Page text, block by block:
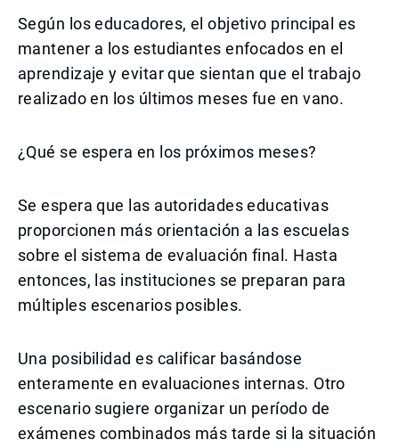
Según los educadores, el objetivo principal es
mantener a los estudiantes enfocados en el
aprendizaje y evitar que sientan que el trabajo
realizado en los últimos meses fue en vano.
¿Qué se espera en los próximos meses?
Se espera que las autoridades educativas
proporcionen más orientación a las escuelas
sobre el sistema de evaluación final. Hasta
entonces, las instituciones se preparan para
múltiples escenarios posibles.
Una posibilidad es calificar basándose
enteramente en evaluaciones internas. Otro
escenario sugiere organizar un período de
exámenes combinados más tarde si la situación